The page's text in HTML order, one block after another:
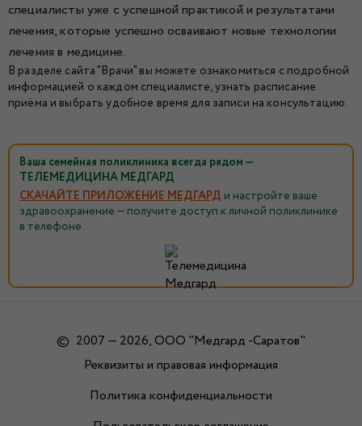
специалисты уже с успешной практикой и результатами
лечения, которые успешно осваивают новые технологии
лечения в медицине.
В разделе сайта "Врачи" вы можете ознакомиться с подробной
информацией о каждом специалисте, узнать расписание
приёма и выбрать удобное время для записи на консультацию.
Ваша семейная поликлиника всегда рядом —
ТЕЛЕМЕДИЦИНА МЕДГАРД
СКАЧАЙТЕ ПРИЛОЖЕНИЕ МЕДГАРД и настройте ваше
здравоохранение — получите доступ к личной поликлинике
в телефоне
© 2007 — 2026, ООО "Медгард -Саратов"
Реквизиты и правовая информация
Политика конфиденциальности